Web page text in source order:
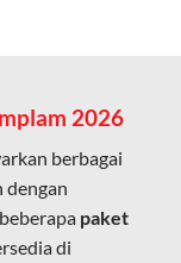
tanpa
pengalaman
untuk bekerja,
2026
berbagai
dengan
paket
di